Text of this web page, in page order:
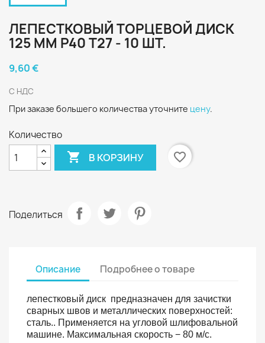
ЛЕПЕСТКОВЫЙ ТОРЦЕВОЙ ДИСК
125 ММ P40 T27 - 10 ШТ.
9,60 €
С НДС
При заказе большего количества уточните цену.
Количество
 В КОРЗИНУ favorite_border
Поделиться
Описание Подробнее о товаре
лепестковый диск предназначен для зачистки
сварных швов и металлических поверхностей:
сталь.. Применяется на угловой шлифовальной
машине. Максимальная скорость − 80 м/с.